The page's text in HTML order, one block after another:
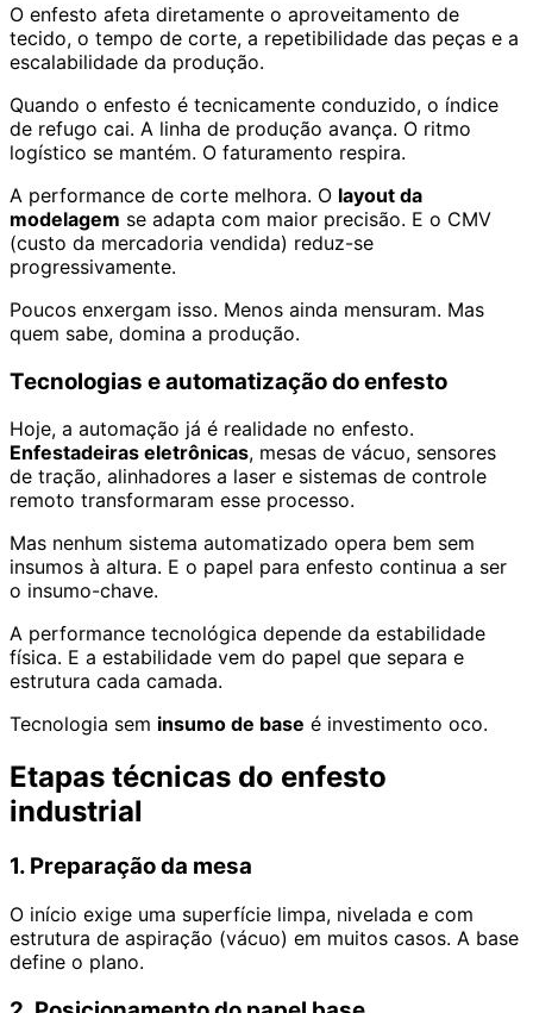
O enfesto afeta diretamente o aproveitamento de
tecido, o tempo de corte, a repetibilidade das peças e a
escalabilidade da produção.
Quando o enfesto é tecnicamente conduzido, o índice
de refugo cai. A linha de produção avança. O ritmo
logístico se mantém. O faturamento respira.
A performance de corte melhora. O layout da
modelagem se adapta com maior precisão. E o CMV
(custo da mercadoria vendida) reduz-se
progressivamente.
Poucos enxergam isso. Menos ainda mensuram. Mas
quem sabe, domina a produção.
Tecnologias e automatização do enfesto
Hoje, a automação já é realidade no enfesto.
Enfestadeiras eletrônicas, mesas de vácuo, sensores
de tração, alinhadores a laser e sistemas de controle
remoto transformaram esse processo.
Mas nenhum sistema automatizado opera bem sem
insumos à altura. E o papel para enfesto continua a ser
o insumo-chave.
A performance tecnológica depende da estabilidade
física. E a estabilidade vem do papel que separa e
estrutura cada camada.
Tecnologia sem insumo de base é investimento oco.
Etapas técnicas do enfesto
industrial
1. Preparação da mesa
O início exige uma superfície limpa, nivelada e com
estrutura de aspiração (vácuo) em muitos casos. A base
define o plano.